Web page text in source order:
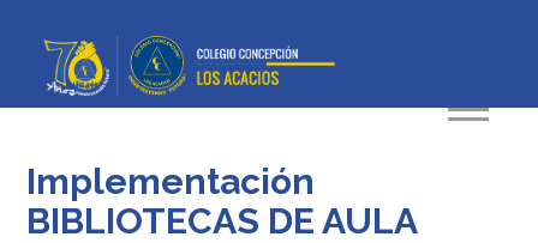
Implementación
BIBLIOTECAS DE AULA